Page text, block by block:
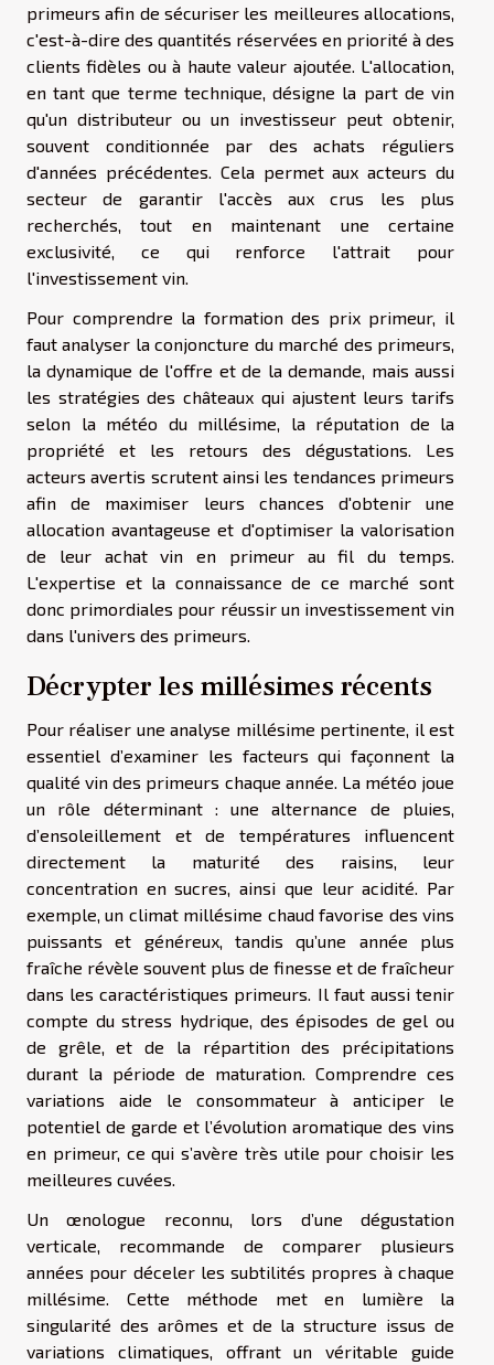
primeurs afin de sécuriser les meilleures allocations,
c'est-à-dire des quantités réservées en priorité à des
clients fidèles ou à haute valeur ajoutée. L'allocation,
en tant que terme technique, désigne la part de vin
qu'un distributeur ou un investisseur peut obtenir,
souvent conditionnée par des achats réguliers
d'années précédentes. Cela permet aux acteurs du
secteur de garantir l'accès aux crus les plus
recherchés, tout en maintenant une certaine
exclusivité, ce qui renforce l'attrait pour
l'investissement vin.
Pour comprendre la formation des prix primeur, il
faut analyser la conjoncture du marché des primeurs,
la dynamique de l'offre et de la demande, mais aussi
les stratégies des châteaux qui ajustent leurs tarifs
selon la météo du millésime, la réputation de la
propriété et les retours des dégustations. Les
acteurs avertis scrutent ainsi les tendances primeurs
afin de maximiser leurs chances d'obtenir une
allocation avantageuse et d'optimiser la valorisation
de leur achat vin en primeur au fil du temps.
L'expertise et la connaissance de ce marché sont
donc primordiales pour réussir un investissement vin
dans l'univers des primeurs.
Décrypter les millésimes récents
Pour réaliser une analyse millésime pertinente, il est
essentiel d’examiner les facteurs qui façonnent la
qualité vin des primeurs chaque année. La météo joue
un rôle déterminant : une alternance de pluies,
d’ensoleillement et de températures influencent
directement la maturité des raisins, leur
concentration en sucres, ainsi que leur acidité. Par
exemple, un climat millésime chaud favorise des vins
puissants et généreux, tandis qu’une année plus
fraîche révèle souvent plus de finesse et de fraîcheur
dans les caractéristiques primeurs. Il faut aussi tenir
compte du stress hydrique, des épisodes de gel ou
de grêle, et de la répartition des précipitations
durant la période de maturation. Comprendre ces
variations aide le consommateur à anticiper le
potentiel de garde et l’évolution aromatique des vins
en primeur, ce qui s’avère très utile pour choisir les
meilleures cuvées.
Un œnologue reconnu, lors d’une dégustation
verticale, recommande de comparer plusieurs
années pour déceler les subtilités propres à chaque
millésime. Cette méthode met en lumière la
singularité des arômes et de la structure issus de
variations climatiques, offrant un véritable guide